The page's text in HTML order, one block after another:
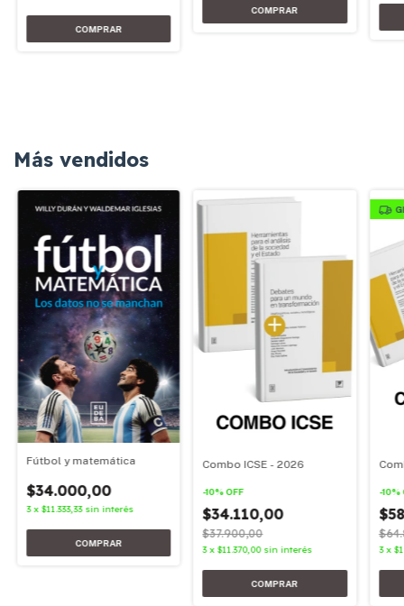
Más vendidos
Fútbol y matemática
$34.000,00
3 x $11.333,33 sin interés
Combo ICSE - 2026
-10%OFF
$34.110,00
$37.900,00
3 x$11.370,00 sin interés
-10%
3 x